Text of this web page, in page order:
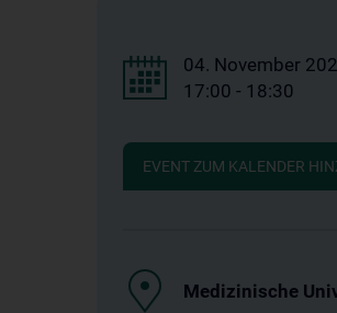
04. November
17:00 - 18:30
EVENT ZUM KALENDER
Medizinische